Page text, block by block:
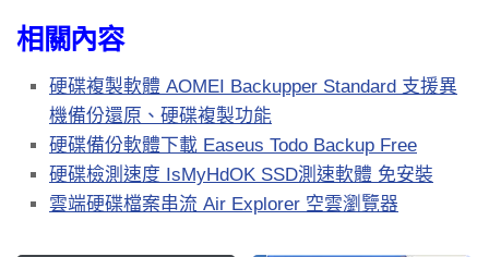
相關內容
硬碟複製軟體 AOMEI Backupper Standard 支援異
機備份還原、硬碟複製功能
硬碟備份軟體下載 Easeus Todo Backup Free
硬碟檢測速度 IsMyHdOK SSD測速軟體 免安裝
雲端硬碟檔案串流 Air Explorer 空雲瀏覽器